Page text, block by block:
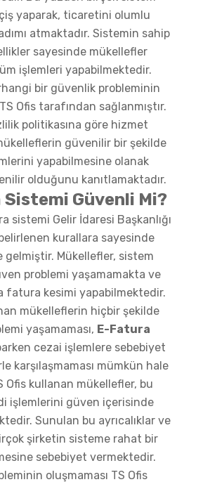
yaparak, ticaretini olumlu
atmaktadır. Sistemin sahip
sayesinde mükellefler
işlemleri yapabilmektedir.
bir güvenlik probleminin
Ofis tarafından sağlanmıştır.
politikasına göre hizmet
güvenilir bir şekilde
yapabilmesine olanak
olduğunu kanıtlamaktadır.
Güvenli Mi?
sistemi Gelir İdaresi Başkanlığı
kurallara sayesinde
gelmiştir. Mükellefler, sistem
problemi yaşamamakta ve
fatura kesimi yapabilmektedir.
mükelleflerin hiçbir şekilde
yaşamaması, E-Fatura
cezai işlemlere sebebiyet
karşılaşmaması mümkün hale
Ofis kullanan mükellefler, bu
işlemlerini güven içerisinde
Sunulan bu ayrıcalıklar ve
şirketin sisteme rahat bir
sebebiyet vermektedir.
oluşmaması TS Ofis